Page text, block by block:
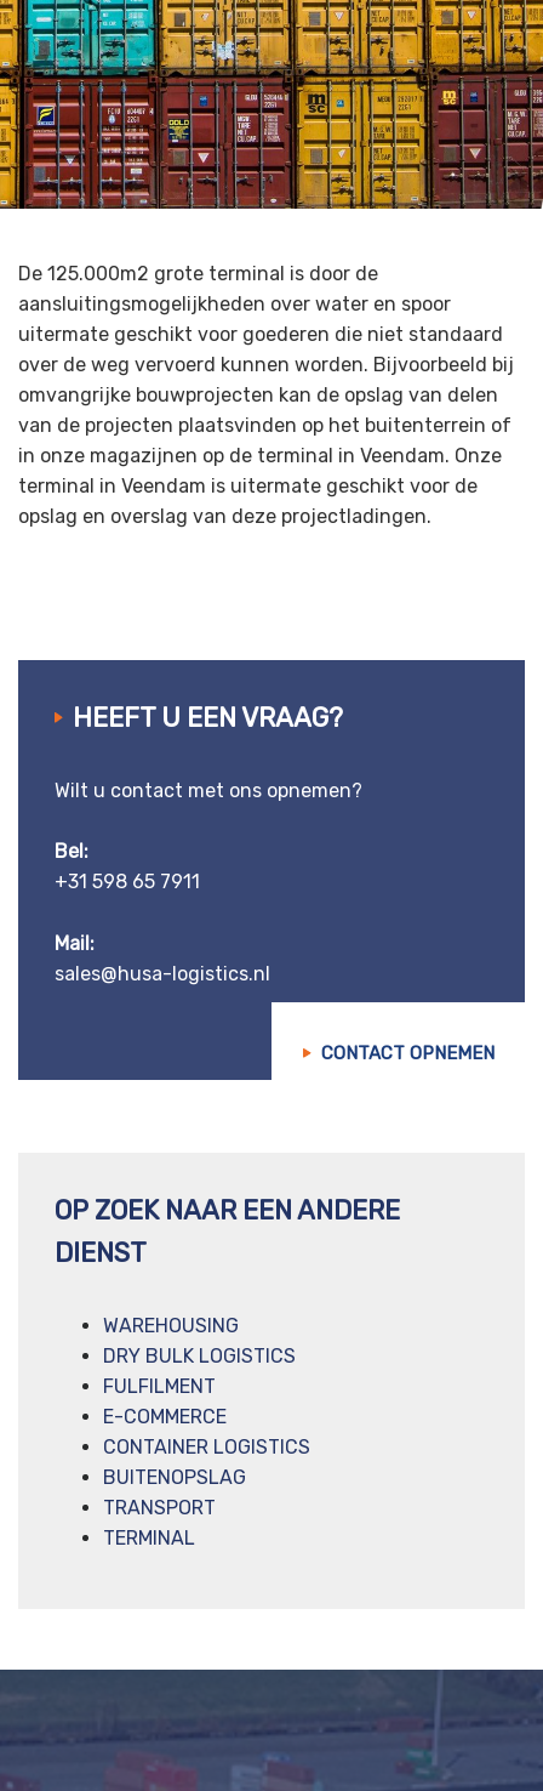
De 125.000m2 grote terminal is door de
aansluitingsmogelijkheden over water en spoor
uitermate geschikt voor goederen die niet standaard
over de weg vervoerd kunnen worden. Bijvoorbeeld bij
omvangrijke bouwprojecten kan de opslag van delen
van de projecten plaatsvinden op het buitenterrein of
in onze magazijnen op de terminal in Veendam. Onze
terminal in Veendam is uitermate geschikt voor de
opslag en overslag van deze projectladingen.
HEEFT U EEN VRAAG?
Wilt u contact met ons opnemen?
Bel:
+31 598 65 7911
Mail:
sales@husa-logistics.nl
CONTACT OPNEMEN
OP ZOEK NAAR EEN ANDERE
DIENST
WAREHOUSING
DRY BULK LOGISTICS
FULFILMENT
E-COMMERCE
CONTAINER LOGISTICS
BUITENOPSLAG
TRANSPORT
TERMINAL